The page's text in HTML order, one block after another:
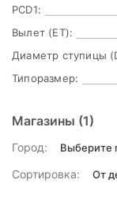
PCD1:
Вылет (ET):
Диаметр ступицы
Типоразмер:
Магазины (1)
Город:
Сортировка: